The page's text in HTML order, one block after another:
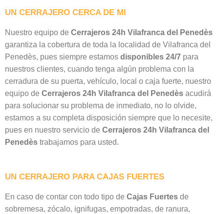
UN CERRAJERO CERCA DE MI
Nuestro equipo de Cerrajeros 24h Vilafranca del Penedès
garantiza la cobertura de toda la localidad de Vilafranca del
Penedès, pues siempre estamos disponibles 24/7 para
nuestros clientes, cuando tenga algún problema con la
cerradura de su puerta, vehículo, local o caja fuerte, nuestro
equipo de Cerrajeros 24h Vilafranca del Penedès acudirá
para solucionar su problema de inmediato, no lo olvide,
estamos a su completa disposición siempre que lo necesite,
pues en nuestro servicio de Cerrajeros 24h Vilafranca del
Penedès trabajamos para usted.
UN CERRAJERO PARA CAJAS FUERTES
En caso de contar con todo tipo de Cajas Fuertes de
sobremesa, zócalo, ignifugas, empotradas, de ranura,